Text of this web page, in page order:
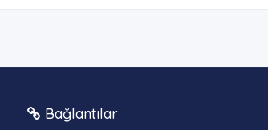
Bağlantılar